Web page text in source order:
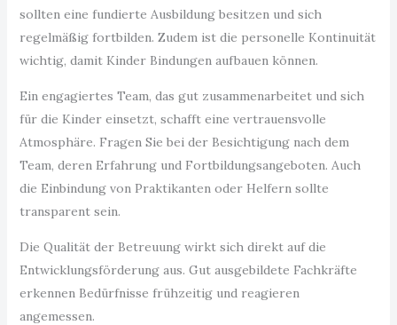
sollten eine fundierte Ausbildung besitzen und sich
regelmäßig fortbilden. Zudem ist die personelle Kontinuität
wichtig, damit Kinder Bindungen aufbauen können.
Ein engagiertes Team, das gut zusammenarbeitet und sich
für die Kinder einsetzt, schafft eine vertrauensvolle
Atmosphäre. Fragen Sie bei der Besichtigung nach dem
Team, deren Erfahrung und Fortbildungsangeboten. Auch
die Einbindung von Praktikanten oder Helfern sollte
transparent sein.
Die Qualität der Betreuung wirkt sich direkt auf die
Entwicklungsförderung aus. Gut ausgebildete Fachkräfte
erkennen Bedürfnisse frühzeitig und reagieren
angemessen.